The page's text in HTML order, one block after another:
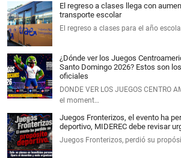
El regreso a clases llega con
transporte escolar
El regreso a clases para el año
¿Dónde ver los Juegos
Santo Domingo 2026? Estos son
oficiales
DONDE VER LOS JUEGOS CENTRO
el moment…
Juegos Fronterizos, el evento ha
deportivo, MIDEREC debe revisar
Juegos Fronterizos, perdió su